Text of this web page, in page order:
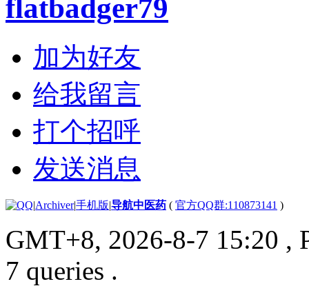
flatbadger79
加为好友
给我留言
打个招呼
发送消息
|Archiver|手机版|导航中医药 ( 官方QQ群:110873141 )
GMT+8, 2026-8-7 15:20 ,
7 queries .